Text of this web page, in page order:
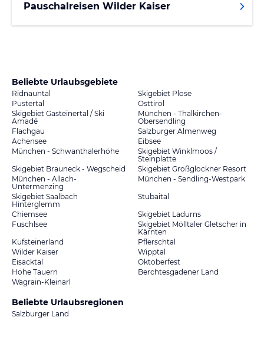
Pauschalreisen Wilder Kaiser
Beliebte Urlaubsgebiete
Ridnauntal
Skigebiet Plose
Pustertal
Osttirol
Skigebiet Gasteinertal / Ski
Amadé
München - Thalkirchen-
Obersendling
Flachgau
Salzburger Almenweg
Achensee
Eibsee
München - Schwanthalerhöhe
Skigebiet Winklmoos /
Steinplatte
Skigebiet Brauneck - Wegscheid
Skigebiet Großglockner Resort
München - Allach-
Untermenzing
München - Sendling-Westpark
Skigebiet Saalbach
Hinterglemm
Stubaital
Chiemsee
Skigebiet Ladurns
Fuschlsee
Skigebiet Mölltaler Gletscher in
Kärnten
Kufsteinerland
Pflerschtal
Wilder Kaiser
Wipptal
Eisacktal
Oktoberfest
Hohe Tauern
Berchtesgadener Land
Wagrain-Kleinarl
Beliebte Urlaubsregionen
Salzburger Land